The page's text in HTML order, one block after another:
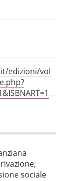
edizioni/vol
sociale